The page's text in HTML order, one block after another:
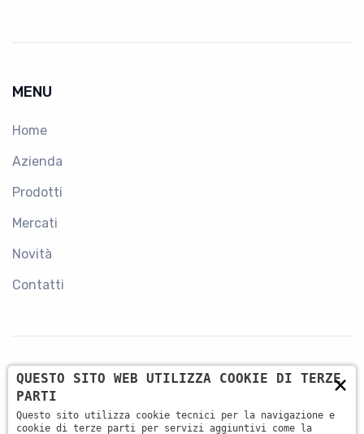
MENU
Home
Azienda
Prodotti
Mercati
Novità
Contatti
CONTATTI
+39 045 87 81 380
×
QUESTO SITO WEB UTILIZZA COOKIE DI TERZE
PARTI
Questo sito utilizza cookie tecnici per la navigazione e
cookie di terze parti per servizi aggiuntivi come la